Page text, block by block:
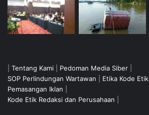
Tentang Kami Pedoman Media Siber
SOP Perlindungan Wartawan
Etika Kode Etik
Pemasangan Iklan
Kode Etik Redaksi dan Perusahaan